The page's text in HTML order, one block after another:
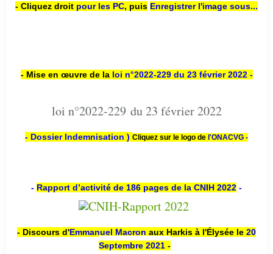
- Cliquez droit pour les PC, puis Enregistrer l'image sous...
- Mise en œuvre de la loi n°2022-229 du 23 février 2022 -
loi n°2022-229 du 23 février 2022
- Dossier Indemnisation ) Cliquez sur le logo de l'ONACVG -
- Rapport d’activité de 186 pages de la CNIH 2022 -
- Discours d'Emmanuel Macron aux Harkis à l'Élysée le 20
Septembre 2021 -